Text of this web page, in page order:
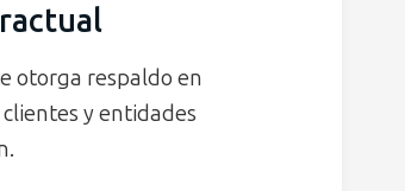
otorga respaldo en
y entidades